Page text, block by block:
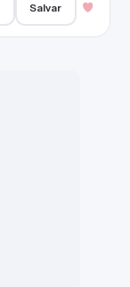
Salvar